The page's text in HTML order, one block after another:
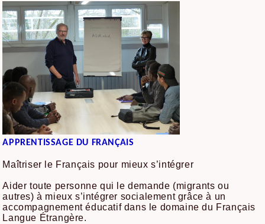
APPRENTISSAGE DU FRANÇAIS
Maîtriser le Français pour mieux s’intégrer
Aider toute personne qui le demande (migrants ou
autres) à mieux s’intégrer socialement grâce à un
accompagnement éducatif dans le domaine du Français
Langue Étrangère.